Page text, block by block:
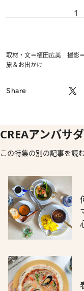
1
取材・文＝植田広美 撮影
旅＆お出かけ
Share
CREAアンバサ
この特集の別の記事を読